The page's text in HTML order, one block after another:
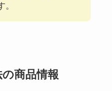
商品情報